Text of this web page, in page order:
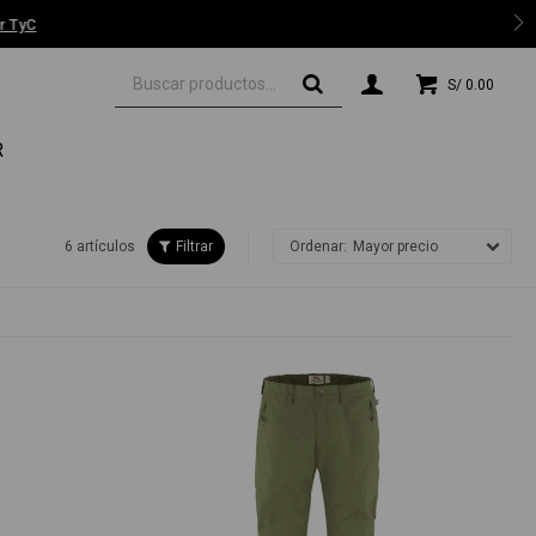
S/ 0.00
6 artículos Mayor precio